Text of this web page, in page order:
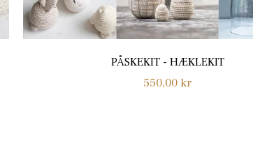
PÅSKEKIT - HÆKLEKIT
Normalpris
550,00 kr